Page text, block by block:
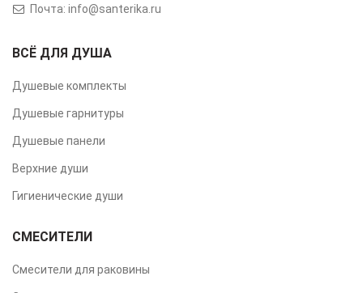
Почта: info@santerika.ru
ВСЁ ДЛЯ ДУША
Душевые комплекты
Душевые гарнитуры
Душевые панели
Верхние души
Гигиенические души
СМЕСИТЕЛИ
Смесители для раковины